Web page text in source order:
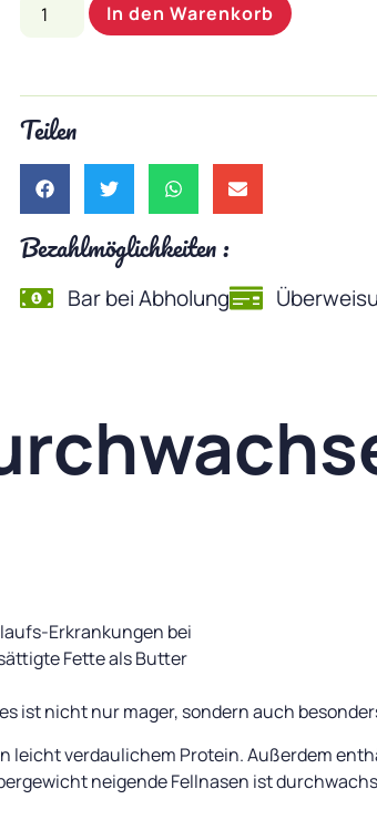
In den Warenkorb
Teilen
Bezahlmöglichkeiten :
Bar bei Abholung
Erkrankungen bei
Fette als Butter
ist nicht nur mager, sondern auch
leicht verdaulichem Protein. Außerdem
neigende Fellnasen ist